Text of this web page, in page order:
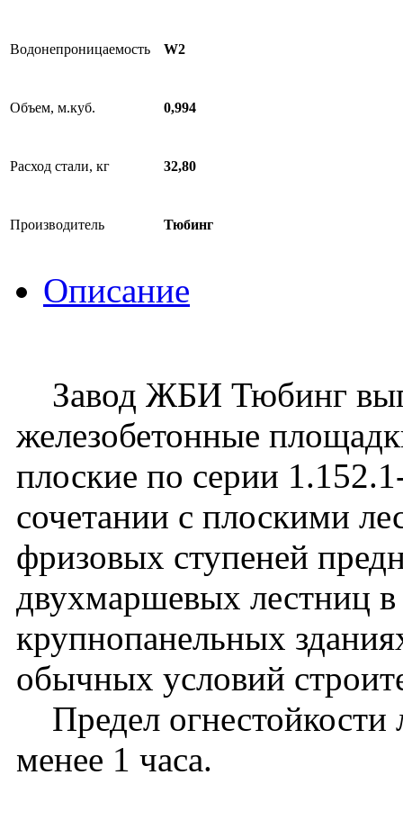
Водонепроницаемость W2
Объем, м.куб. 0,994
Расход стали, кг 32,80
Производитель Тюбинг
Описание
Завод ЖБИ Тюбинг
железобетонные
плоские по серии
сочетании с плоскими
фризовых ступеней
двухмаршевых лестниц
крупнопанельных
обычных условий
Предел
менее 1 часа.